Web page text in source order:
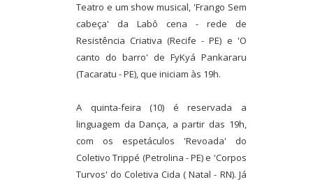
Teatro e um show musical, 'Frango Sem
cabeça' da Labô cena - rede de
Resistência Criativa (Recife - PE) e 'O
canto do barro' de FyKyá Pankararu
(Tacaratu - PE), que iniciam às 19h.
A quinta-feira (10) é reservada a
linguagem da Dança, a partir das 19h,
com os espetáculos 'Revoada' do
Coletivo Trippé (Petrolina - PE) e 'Corpos
Turvos' do Coletiva Cida ( Natal - RN). Já